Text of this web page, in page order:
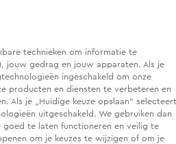
technieken om informatie te
jouw gedrag en jouw apparaten. Als je
ingeschakeld om onze
producten en diensten te verbeteren en
Als je „Huidige keuze opslaan” selecteert
uitgeschakeld. We gebruiken dan
goed te laten functioneren en veilig te
om je keuzes te wijzigen of om je